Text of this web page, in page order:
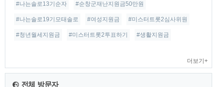
#나는솔로13기순자 #순창군재난지원금50만원
#나는솔로19기모태솔로 #여성지원금 #미스터트롯2심사위원
#청년월세지원금 #미스터트롯2투표하기 #생활지원금
더보기+
전체 방문자